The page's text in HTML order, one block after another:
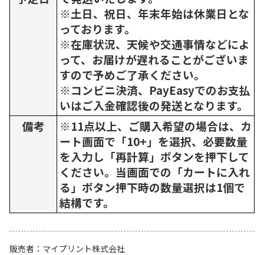
※土日、祝日、年末年始は休業日とな
っております。
※在庫状況、天候や交通事情などによ
って、お届けが遅れることがございま
すので予めご了承ください。
※コンビニ決済、PayEasyでのお支払
いはご入金確認後の発送となります。
備考
※11点以上、ご購入希望の場合は、カ
ート画面で「10+」を選択、必要数量
を入力し「再計算」ボタンを押下して
ください。当画面での「カートに入れ
る」ボタン押下時の数量選択は1個で
結構です。
販売者
マイプリント株式会社